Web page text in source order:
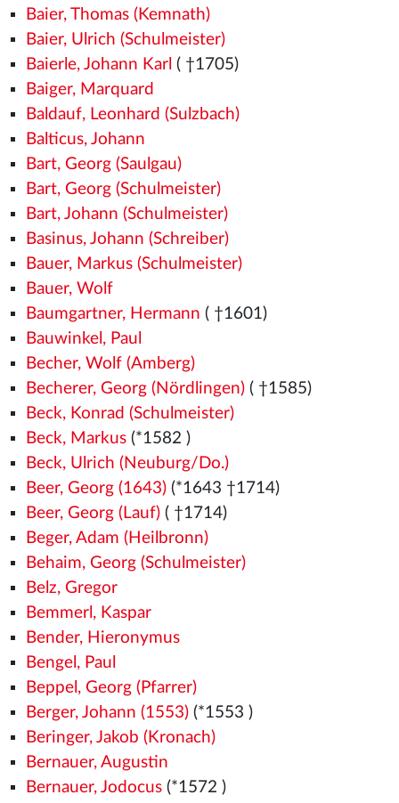
Baier, Thomas (Kemnath)
Baier, Ulrich (Schulmeister)
Baierle, Johann Karl ( †1705)
Baiger, Marquard
Baldauf, Leonhard (Sulzbach)
Balticus, Johann
Bart, Georg (Saulgau)
Bart, Georg (Schulmeister)
Bart, Johann (Schulmeister)
Basinus, Johann (Schreiber)
Bauer, Markus (Schulmeister)
Bauer, Wolf
Baumgartner, Hermann ( †1601)
Bauwinkel, Paul
Becher, Wolf (Amberg)
Becherer, Georg (Nördlingen)( †1585)
Beck, Konrad (Schulmeister)
Beck, Markus(*1582 )
Beck, Ulrich (Neuburg/Do.)
Beer, Georg (1643)(*1643 †1714)
Beer, Georg (Lauf)( †1714)
Beger, Adam (Heilbronn)
Behaim, Georg (Schulmeister)
Belz, Gregor
Bemmerl, Kaspar
Bender, Hieronymus
Bengel, Paul
Beppel, Georg (Pfarrer)
Berger, Johann (1553)(*1553 )
Beringer, Jakob (Kronach)
Bernauer, Augustin
Bernauer, Jodocus(*1572 )